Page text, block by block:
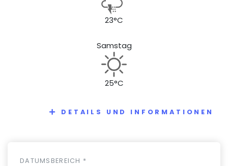
23°C
Samstag
25°C
DETAILS UND INFORMATIONEN
DATUMSBEREICH *